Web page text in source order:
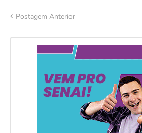
Postagem Anterior